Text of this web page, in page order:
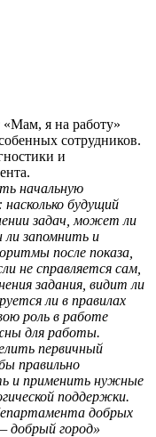
я на работу»
сотрудников.
и
начальную
будущий
задач, может ли
ли запомнить и
после показа,
не справляется сам,
задания, видит ли
ли в правилах
роль в работе
для работы.
первичный
правильно
и применить нужные
поддержки.
добрых
добрый город»